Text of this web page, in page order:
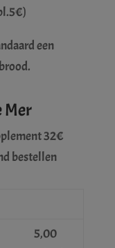
een
Mer
32€
bestellen
5,00